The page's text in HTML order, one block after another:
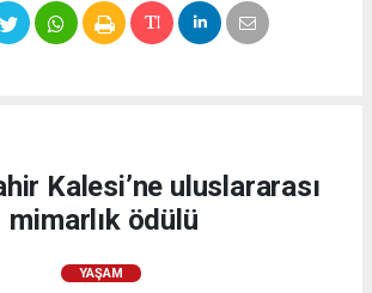
Kalesi’ne uluslararası
mimarlık ödülü
YAŞAM